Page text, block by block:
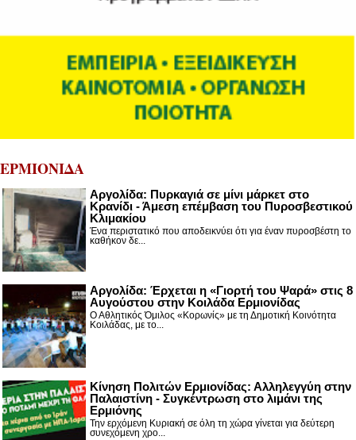
ΕΡΜΙΟΝΙΔΑ
Αργολίδα: Πυρκαγιά σε μίνι μάρκετ στο
Κρανίδι - Άμεση επέμβαση του Πυροσβεστικού
Κλιμακίου
Ένα περιστατικό που αποδεικνύει ότι για έναν πυροσβέστη το
καθήκον δε...
Αργολίδα: Έρχεται η «Γιορτή του Ψαρά» στις 8
Αυγούστου στην Κοιλάδα Ερμιονίδας
Ο Αθλητικός Όμιλος «Κορωνίς» με τη Δημοτική Κοινότητα
Κοιλάδας, με το...
Κίνηση Πολιτών Ερμιονίδας: Αλληλεγγύη στην
Παλαιστίνη - Συγκέντρωση στο λιμάνι της
Ερμιόνης
Την ερχόμενη Κυριακή σε όλη τη χώρα γίνεται για δεύτερη
συνεχόμενη χρο...